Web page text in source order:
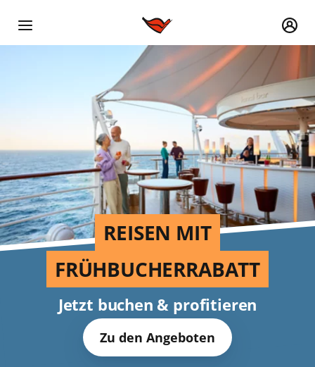
REISEN MIT
FRÜHBUCHERRABATT
Jetzt buchen & profitieren
Zu den Angeboten